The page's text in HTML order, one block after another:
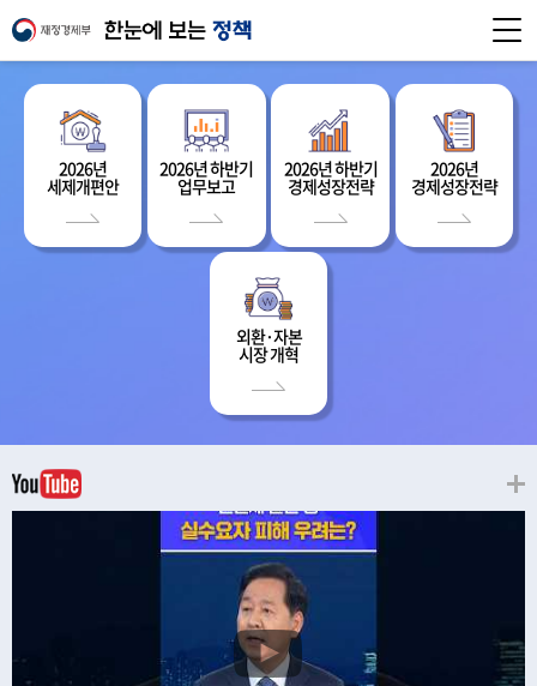
2026년
세제개편안
2026년 하반기
업무보고
2026년 하반기
경제성장전략
2026년
경제성장전략
외환·자본
시장 개혁